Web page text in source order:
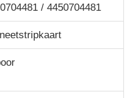
/ 4450704481